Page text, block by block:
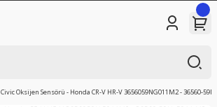
Civic Oksijen Sensörü - Honda CR-V HR-V 3656059NG011M2 - 36560-